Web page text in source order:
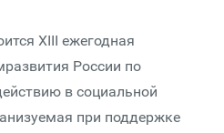
XIII ежегодная
России по
в социальной
при поддержке